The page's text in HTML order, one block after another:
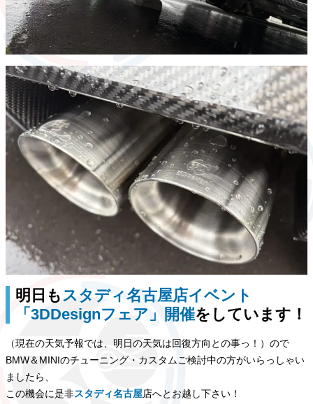
明日もスタディ名古屋店イベント
「3DDesignフェア」開催をしています！
（現在の天気予報では、明日の天気は回復方向との事っ！）ので
BMW＆MINIのチューニング・カスタムご検討中の方がいらっしゃい
ましたら、
この機会に是非スタディ名古屋店へとお越し下さい！